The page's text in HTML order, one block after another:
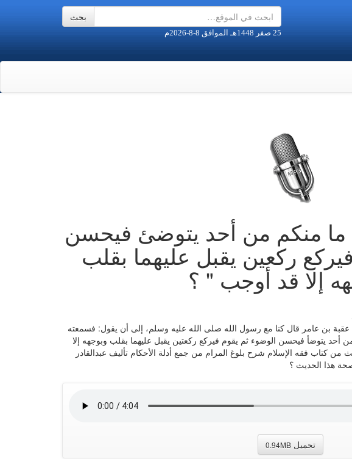
25 صفر 1448هـ الموافق 8-8-2026م
منكم من أحد يتوضئ فيحسن
ركعين يقبل عليهما بقلب
إلا قد أوجب " ؟
عقبة بن عامر قال كنا مع رسول الله صلى الله عليه وسلم، إلى أن يقول: فسمعته
أحد يتوضأ فيحسن الوضوء ثم يقوم فيركع ركعتين يقبل عليهما بقلب وبوجهه إلا
من كتاب فقه الإسلام شرح بلوغ المرام من جمع أدلة الأحكام تأليف عبدالقادر
هذا الحديث ؟
تحميل 0.94MB